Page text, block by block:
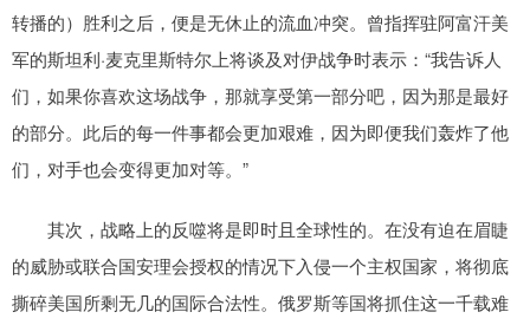
转播的）胜利之后，便是无休止的流血冲突。曾指挥驻阿富汗美
军的斯坦利·麦克里斯特尔上将谈及对伊战争时表示：“我告诉人
们，如果你喜欢这场战争，那就享受第一部分吧，因为那是最好
的部分。此后的每一件事都会更加艰难，因为即便我们轰炸了他
们，对手也会变得更加对等。”
其次，战略上的反噬将是即时且全球性的。在没有迫在眉睫
的威胁或联合国安理会授权的情况下入侵一个主权国家，将彻底
撕碎美国所剩无几的国际合法性。俄罗斯等国将抓住这一千载难